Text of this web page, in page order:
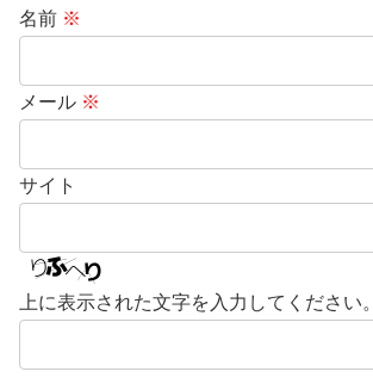
名前 ※
メール ※
サイト
上に表示された文字を入力してください。